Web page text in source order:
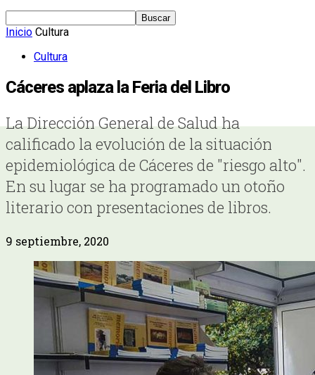
Inicio Cultura
Cultura
Cáceres aplaza la Feria del Libro
La Dirección General de Salud ha
calificado la evolución de la situación
epidemiológica de Cáceres de "riesgo alto".
En su lugar se ha programado un otoño
literario con presentaciones de libros.
9 septiembre, 2020